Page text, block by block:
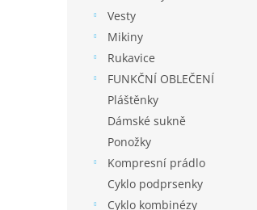
Vesty
Mikiny
Rukavice
FUNKČNÍ OBLEČENÍ
Pláštěnky
Dámské sukně
Ponožky
Kompresní prádlo
Cyklo podprsenky
Cyklo kombinézy